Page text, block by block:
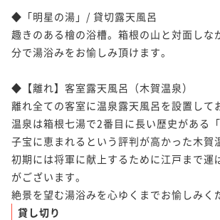
二食付き 現地決済可 事前決済可
ポイント即利用で
【選べるエステ60分】ボディまたはフ
べるエステ／1名様分の施術代込み＜★
二食付き 現地決済可 事前決済可
IN 15:00 -
渾身の懐石料理＜■特選懐石＞
二食付き 現地決済可 事前決済可
2
【選べるエステ60分×早期割引】30日
でお得／大切な方へのプレゼントにエス
き＜★基本懐石＞
二食付き 現地決済可 事前決済可
IN 15:00 -
◆「明星の湯」/ 貸切露天風呂
趣きのある檜の浴槽。箱根の山と対面しな
分で湯浴みをお愉しみ頂けます。
◆【離れ】客室露天風呂（木賀温泉）
離れ全ての客室に温泉露天風呂を設置して
温泉は箱根七湯で2番目に長い歴史がある「
子宝に恵まれるという評判が高かった木賀
初期には将軍に献上するために江戸まで運
がございます。
絶景を望む湯浴みを心ゆくまでお愉しみく
貸し切り